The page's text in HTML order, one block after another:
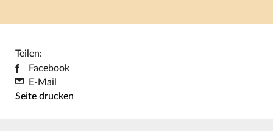
Teilen:
Facebook
E-Mail
Seite drucken